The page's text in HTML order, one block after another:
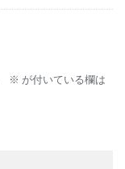
※ が付いている欄は